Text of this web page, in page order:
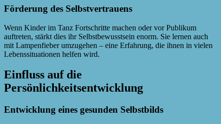
Förderung des Selbstvertrauens
Wenn Kinder im Tanz Fortschritte machen oder vor Publikum
auftreten, stärkt dies ihr Selbstbewusstsein enorm. Sie lernen auch
mit Lampenfieber umzugehen – eine Erfahrung, die ihnen in vielen
Lebenssituationen helfen wird.
Einfluss auf die
Persönlichkeitsentwicklung
Entwicklung eines gesunden Selbstbilds